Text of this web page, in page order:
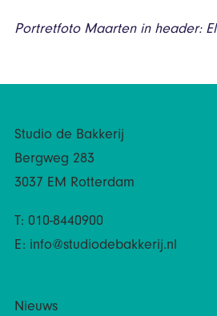
Portretfoto Maarten in header:
Studio de Bakkerij
Bergweg 283
3037 EM Rotterdam
T: 010-8440900
E: info@studiodebakkerij.nl
Nieuws